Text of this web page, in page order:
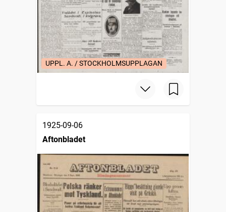
UPPL. A. / STOCKHOLMSUPPLAGAN
1925-09-06
Aftonbladet